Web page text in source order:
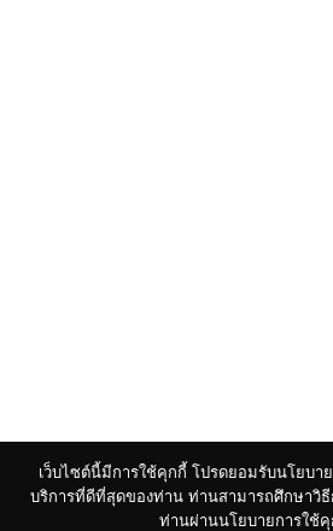
เว็บไซต์นี้มีการใช้คุกกี้ โปรดยอมรับนโยบา
บริการที่ดีที่สุดของท่าน ท่านสามารถศึกษาวิ
ท่านผ่านนโยบายการใช้คุ